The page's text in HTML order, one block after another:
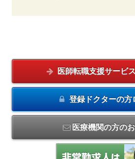
医師転職支援サービ
登録ドクターの方
医療機関の方の